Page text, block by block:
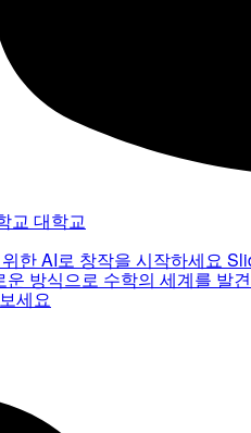
교 대학교
한 AI로 창작을 시작하세요
운 방식으로 수학의 세계를 발
세요